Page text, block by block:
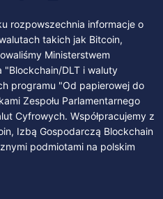
rozpowszechnia informacje o
takich jak Bitcoin,
Ministerstwem
"Blockchain/DLT i waluty
programu "Od papierowej do
Zespołu Parlamentarnego
Cyfrowych. Współpracujemy z
Izbą Gospodarczą Blockchain
podmiotami na polskim